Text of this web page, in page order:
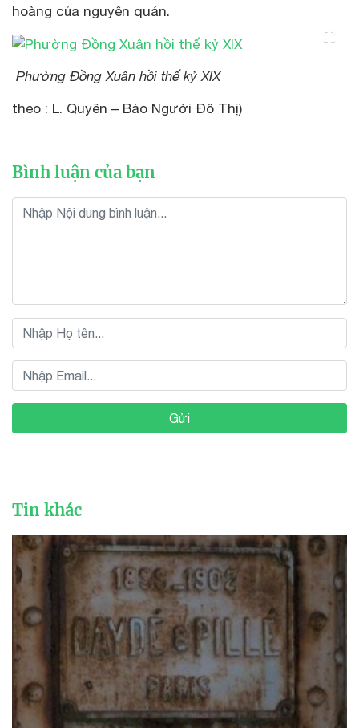
hoàng của nguyên quán.
Phường Đồng Xuân hồi thế kỷ XIX
theo : L. Quyên – Báo Người Đô Thị)
Bình luận của bạn
Gửi
Tin khác